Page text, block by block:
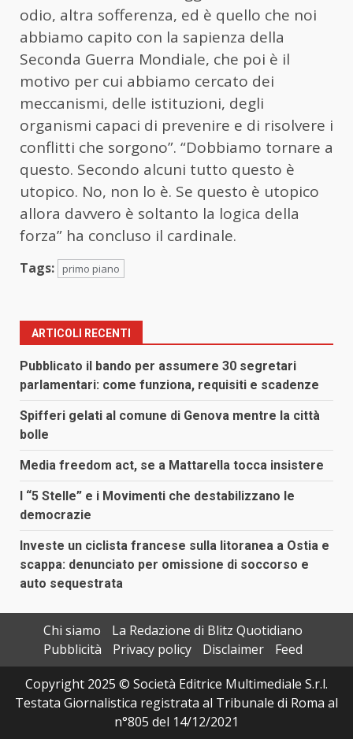
odio, altra sofferenza, ed è quello che noi
abbiamo capito con la sapienza della
Seconda Guerra Mondiale, che poi è il
motivo per cui abbiamo cercato dei
meccanismi, delle istituzioni, degli
organismi capaci di prevenire e di risolvere i
conflitti che sorgono”. “Dobbiamo tornare a
questo. Secondo alcuni tutto questo è
utopico. No, non lo è. Se questo è utopico
allora davvero è soltanto la logica della
forza” ha concluso il cardinale.
Tags: primo piano
ARTICOLI RECENTI
Pubblicato il bando per assumere 30 segretari
parlamentari: come funziona, requisiti e scadenze
Spifferi gelati al comune di Genova mentre la città
bolle
Media freedom act, se a Mattarella tocca insistere
I “5 Stelle” e i Movimenti che destabilizzano le
democrazie
Investe un ciclista francese sulla litoranea a Ostia e
scappa: denunciato per omissione di soccorso e
auto sequestrata
Chi siamo
La Redazione di Blitz Quotidiano
Pubblicità
Privacy policy Disclaimer
Feed
Copyright 2025 © Società Editrice Multimediale S.r.l.
Testata Giornalistica registrata al Tribunale di Roma al
n°805 del 14/12/2021